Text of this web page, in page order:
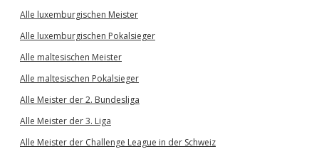
Alle luxemburgischen Meister
Alle luxemburgischen Pokalsieger
Alle maltesischen Meister
Alle maltesischen Pokalsieger
Alle Meister der 2. Bundesliga
Alle Meister der 3. Liga
Alle Meister der Challenge League in der Schweiz